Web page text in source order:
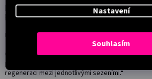
Nastavení
Souhlasím
Nejčastější Dotazy Zákazníků a
Profesionála
Dotaz 1:
Jak často bych měl dermaroller
Odpověď: „Pro ošetření jiždobře zhojených
používat dermaroller jednou týdně
regeneraci mezi jednotlivými sezeními.“